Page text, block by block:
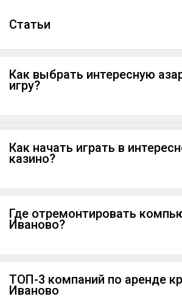
Cтатьи
Как выбрать интересную
игру?
Как начать играть в
казино?
Где отремонтировать
Иваново?
ТОП-3 компаний по аренде
Иваново